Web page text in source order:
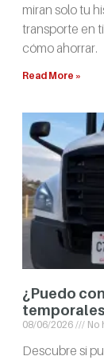
miran solo tu
transporte en
cómo ahorrar.
Read More »
¿Puedo
08/06/2026 No
Descubre si